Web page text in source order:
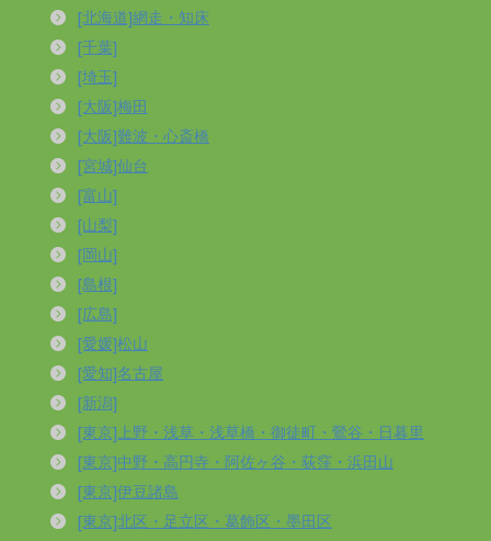
[北海道]網走・知床
[千葉]
[埼玉]
[大阪]梅田
[大阪]難波・心斎橋
[宮城]仙台
[富山]
[山梨]
[岡山]
[島根]
[広島]
[愛媛]松山
[愛知]名古屋
[新潟]
[東京]上野・浅草・浅草橋・御徒町・鶯谷・日暮里
[東京]中野・高円寺・阿佐ヶ谷・荻窪・浜田山
[東京]伊豆諸島
[東京]北区・足立区・葛飾区・墨田区